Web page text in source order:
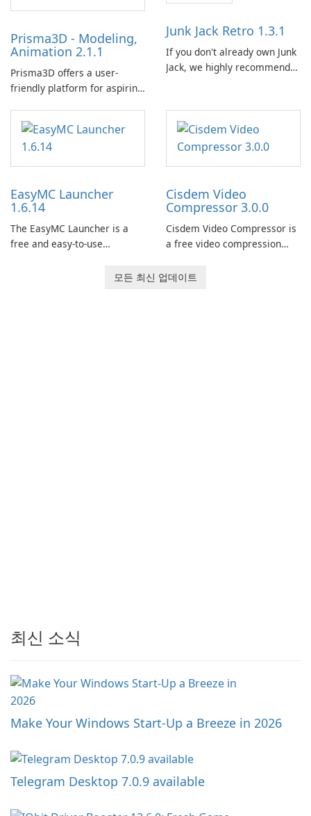
을 제공합니다.
Prisma3D - Modeling,
Animation 2.1.1
Prisma3D offers a user-
friendly platform for aspiring
imagination to life. With a
wide range of tools and
features, this app allows
users to easily design 3D
captivating animated scenes.
Junk Jack Retro 1.3.1
If you don't already own Junk
Jack, we highly recommend
This game is where it all
began! Junk Jack Retro,
formerly known as Junk Jack,
EasyMC Launcher
1.6.14
The EasyMC Launcher is a
free and easy-to-use
developed by EasyMC. It
Cisdem Video
Compressor 3.0.0
Cisdem Video Compressor is
a free video compression
users to compress media
모든 최신 업데이트
최신 소식
Make Your Windows Start-Up a Breeze in 2026
Telegram Desktop 7.0.9 available